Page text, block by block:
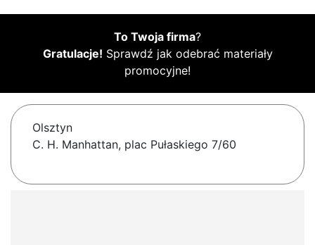
To Twoja firma?
Gratulacje! Sprawdź jak odebrać materiały
promocyjne!
Olsztyn
C. H. Manhattan, plac Pułaskiego 7/60